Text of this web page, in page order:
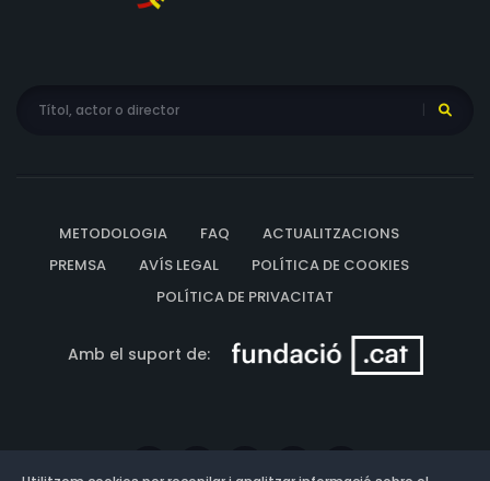
METODOLOGIA FAQ
ACTUALITZACIONS
PREMSA
AVÍS LEGAL
POLÍTICA DE COOKIES
POLÍTICA DE PRIVACITAT
Amb el suport de: